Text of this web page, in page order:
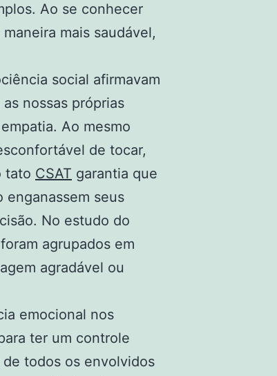
Ao se conhecer
mais saudável,
social afirmavam
nossas próprias
Ao mesmo
de tocar,
tato CSAT garantia que
enganassem seus
No estudo do
agrupados em
agradável ou
emocional nos
ter um controle
todos os envolvidos